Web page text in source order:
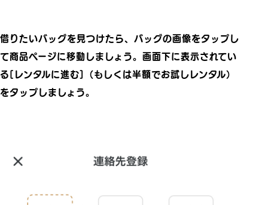
借りたいバッグを見つけたら、バッグの画像をタップし
て商品ページに移動しましょう。画面下に表示されてい
る[レンタルに進む]（もしくは半額でお試しレンタル）
をタップしましょう。